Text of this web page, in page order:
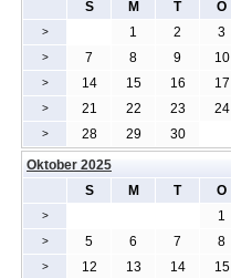
S M T O
> 1 2 3
> 7 8 9 10
> 14 15 16 17
> 21 22 23 24
> 28 29
30
Oktober 2025
S
M T O
> 1
> 5 6 7 8
> 12 13 14 15